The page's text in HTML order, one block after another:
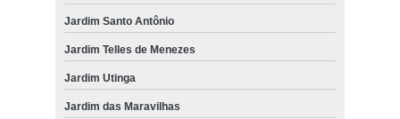
Jardim Santo Antônio
Jardim Telles de Menezes
Jardim Utinga
Jardim das Maravilhas